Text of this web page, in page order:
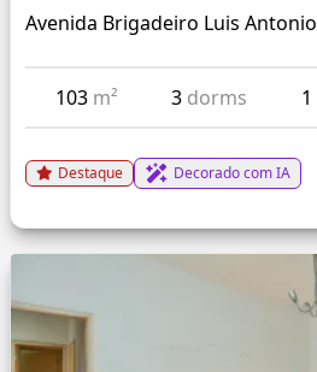
Avenida Brigadeiro Luis Antonio
103 m² 3 dorms 1
Destaque Decorado com IA